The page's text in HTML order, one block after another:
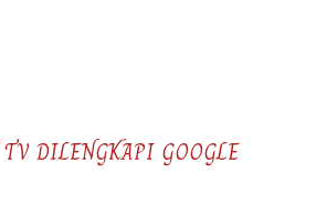
DILENGKAPI GOOGLE